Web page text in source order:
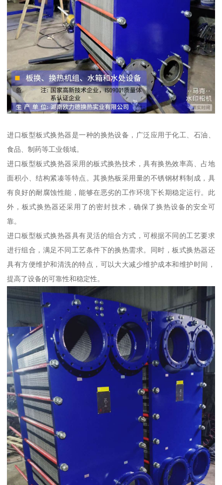
进口板型板式换热器是一种的换热设备，广泛应用于化工、石油、
食品、制药等工业领域。
进口板型板式换热器采用的板式换热技术，具有换热效率高、占地
面积小、结构紧凑等特点。其换热板采用量的不锈钢材料制成，具
有良好的耐腐蚀性能，能够在恶劣的工作环境下长期稳定运行。此
外，板式换热器还采用了的密封技术，确保了换热设备的安全可
靠。
进口板型板式换热器具有灵活的组合方式，可根据不同的工艺要求
进行组合，满足不同工艺条件下的换热需求。同时，板式换热器还
具有方便维护和清洗的特点，可以大大减少维护成本和维护时间，
提高了设备的可靠性和稳定性。